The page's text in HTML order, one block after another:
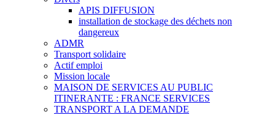
APIS DIFFUSION
installation de stockage des déchets non
dangereux
ADMR
Transport solidaire
Actif emploi
Mission locale
MAISON DE SERVICES AU PUBLIC
ITINERANTE : FRANCE SERVICES
TRANSPORT A LA DEMANDE